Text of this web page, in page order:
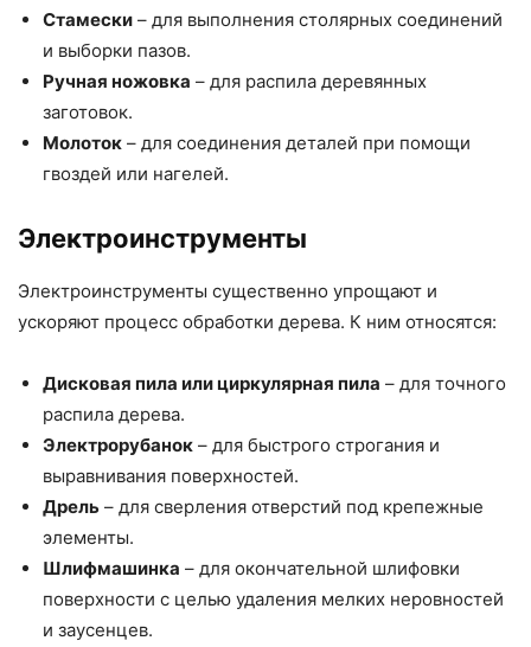
Стамески – для выполнения столярных соединений
и выборки пазов.
Ручная ножовка – для распила деревянных
заготовок.
Молоток – для соединения деталей при помощи
гвоздей или нагелей.
Электроинструменты
Электроинструменты существенно упрощают и
ускоряют процесс обработки дерева. К ним относятся:
Дисковая пила или циркулярная пила – для точного
распила дерева.
Электрорубанок – для быстрого строгания и
выравнивания поверхностей.
Дрель – для сверления отверстий под крепежные
элементы.
Шлифмашинка – для окончательной шлифовки
поверхности с целью удаления мелких неровностей
и заусенцев.